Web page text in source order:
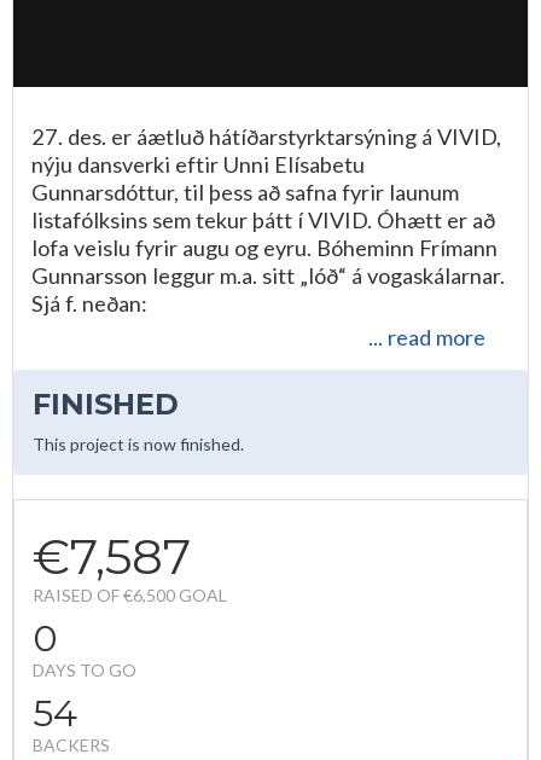
27. des. er áætluð hátíðarstyrktarsýning á VIVID,
nýju dansverki eftir Unni Elísabetu
Gunnarsdóttur, til þess að safna fyrir launum
listafólksins sem tekur þátt í VIVID. Óhætt er að
lofa veislu fyrir augu og eyru. Bóheminn Frímann
Gunnarsson leggur m.a. sitt „lóð“ á vogaskálarnar.
Sjá f. neðan:
... read more
FINISHED
This project is now finished.
€7,587
RAISED OF €6,500 GOAL
0
DAYS TO GO
54
BACKERS